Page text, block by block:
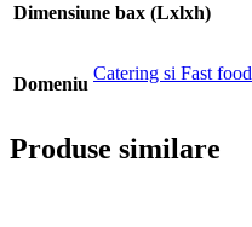
Dimensiune bax (Lxlxh)
Domeniu
Catering si Fast food
Produse similare